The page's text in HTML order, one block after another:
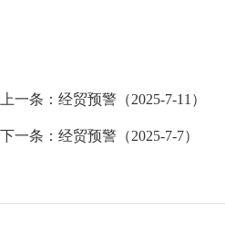
上一条： 经贸预警（2025-7-11）
下一条： 经贸预警（2025-7-7）